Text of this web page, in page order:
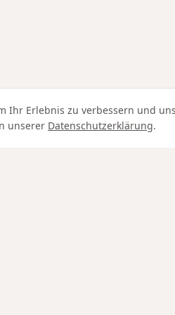
Ihr Erlebnis zu verbessern und
unserer Datenschutzerklärung.